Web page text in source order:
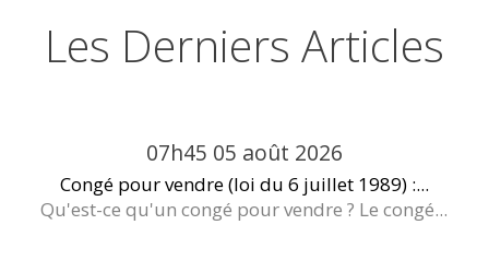
Les Derniers Articles
07h45 05 août 2026
Congé pour vendre (loi du 6 juillet 1989) :...
Qu'est-ce qu'un congé pour vendre ? Le congé...